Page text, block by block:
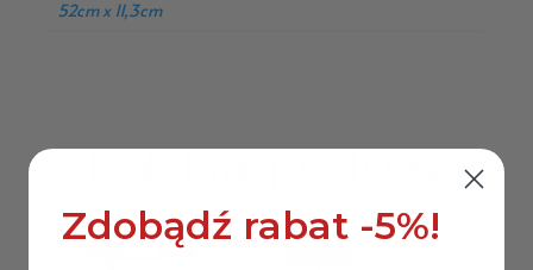
52cm x 11,3cm
Zdobądź rabat -5%!